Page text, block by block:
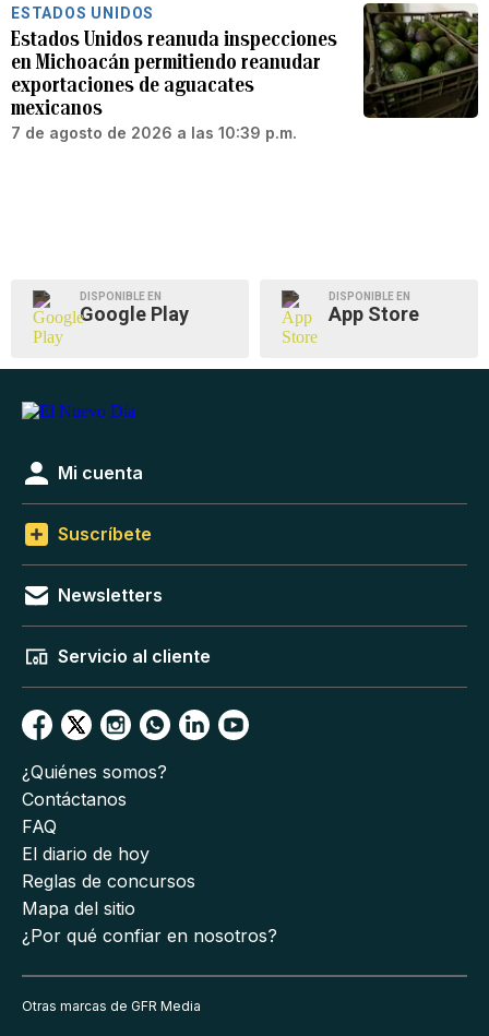
ESTADOS UNIDOS
Estados Unidos reanuda inspecciones
en Michoacán permitiendo reanudar
exportaciones de aguacates
mexicanos
7 de agosto de 2026 a las 10:39 p.m.
DISPONIBLE EN
Google Play
DISPONIBLE EN
App Store
Mi cuenta
Suscríbete
Newsletters
Servicio al cliente
¿Quiénes somos?
Contáctanos
FAQ
El diario de hoy
Reglas de concursos
Mapa del sitio
¿Por qué confiar en nosotros?
Otras marcas de GFR Media